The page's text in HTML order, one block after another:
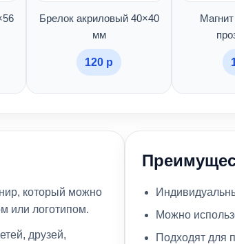
Брелок акриловый 40×40
мм
120 р
который можно
или логотипом.
друзей,
Можно
Подходят для